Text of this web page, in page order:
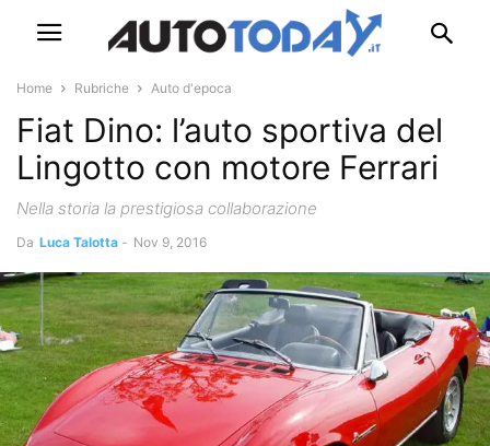
Home Rubriche Auto d'epoca
Fiat Dino: l’auto sportiva del
Lingotto con motore Ferrari
Nella storia la prestigiosa collaborazione
Da Luca Talotta - Nov 9, 2016